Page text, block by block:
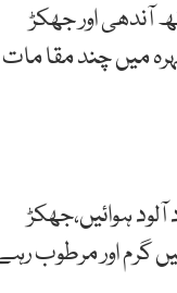
آندھی اور جھکڑ
میں چند مقا مات
ہوائیں،جھکڑ
گرم اور مرطوب